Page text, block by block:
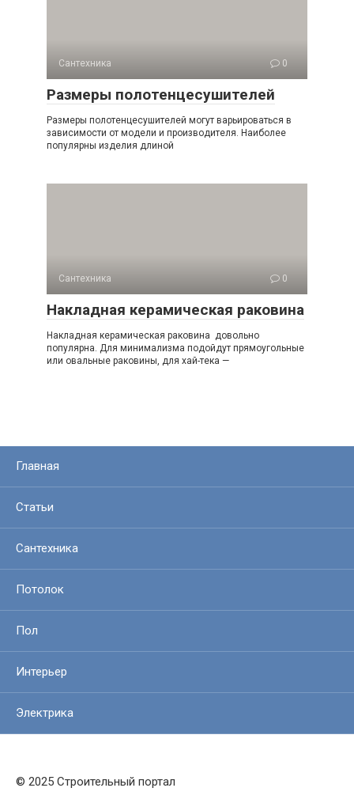
Сантехника 0
Размеры полотенцесушителей
Размеры полотенцесушителей могут варьироваться в
зависимости от модели и производителя. Наиболее
популярны изделия длиной
Сантехника 0
Накладная керамическая раковина
Накладная керамическая раковина довольно
популярна. Для минимализма подойдут прямоугольные
или овальные раковины, для хай-тека —
Главная
Статьи
Сантехника
Потолок
Пол
Интерьер
Электрика
© 2025 Строительный портал